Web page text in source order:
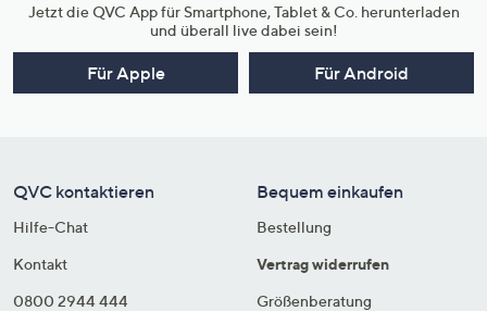
Jetzt die QVC App für Smartphone, Tablet & Co. herunterladen
und überall live dabei sein!
Für Apple Für Android
QVC kontaktieren
Hilfe-Chat
Kontakt
0800 2944 444
Bequem einkaufen
Bestellung
Vertrag widerrufen
Größenberatung